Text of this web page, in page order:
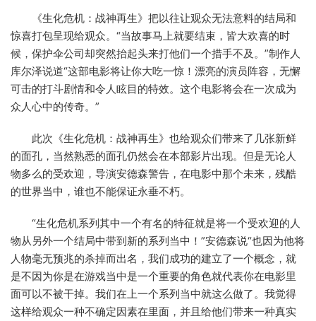
《生化危机：战神再生》把以往让观众无法意料的结局和
惊喜打包呈现给观众。“当故事马上就要结束，皆大欢喜的时
候，保护伞公司却突然抬起头来打他们一个措手不及。”制作人
库尔泽说道“这部电影将让你大吃一惊！漂亮的演员阵容，无懈
可击的打斗剧情和令人眩目的特效。这个电影将会在一次成为
众人心中的传奇。”
此次《生化危机：战神再生》也给观众们带来了几张新鲜
的面孔，当然熟悉的面孔仍然会在本部影片出现。但是无论人
物多么的受欢迎，导演安德森警告，在电影中那个未来，残酷
的世界当中，谁也不能保证永垂不朽。
“生化危机系列其中一个有名的特征就是将一个受欢迎的人
物从另外一个结局中带到新的系列当中！”安德森说“也因为他将
人物毫无预兆的杀掉而出名，我们成功的建立了一个概念，就
是不因为你是在游戏当中是一个重要的角色就代表你在电影里
面可以不被干掉。我们在上一个系列当中就这么做了。我觉得
这样给观众一种不确定因素在里面，并且给他们带来一种真实